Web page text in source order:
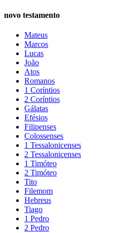
novo testamento
Mateus
Marcos
Lucas
João
Atos
Romanos
1 Coríntios
2 Coríntios
Gálatas
Efésios
Filipenses
Colossenses
1 Tessalonicenses
2 Tessalonicenses
1 Timóteo
2 Timóteo
Tito
Filemom
Hebreus
Tiago
1 Pedro
2 Pedro